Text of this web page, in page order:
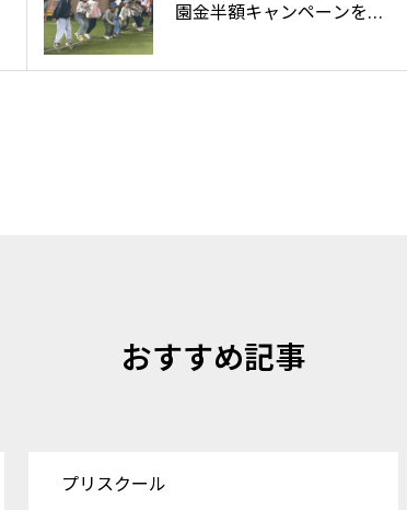
園金半額キャンペーンをお
おすすめ記事
プリスクール